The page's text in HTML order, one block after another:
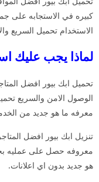
كبيره في الاستجابه على
الاستخدام تحميل السريع
لماذا يجب عليك
تحميل ابك بيور افضل
معرفه ما هو جديد من
تنزيل ابك بيور افضل
معروفه حصل على عمليه
هو جديد بدون اي اعلانات.